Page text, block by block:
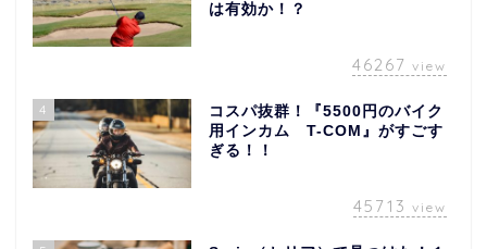
は有効か！？
46267 view
4
コスパ抜群！『5500円のバイク
用インカム T-COM』がすごす
ぎる！！
45713 view